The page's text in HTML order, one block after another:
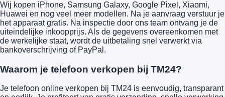
Wij kopen iPhone, Samsung Galaxy, Google Pixel, Xiaomi,
Huawei en nog veel meer modellen. Na je aanvraag verstuur je
het apparaat gratis. Na inspectie door ons team ontvang je de
uiteindelijke inkoopprijs. Als de gegevens overeenkomen met
de werkelijke staat, wordt de uitbetaling snel verwerkt via
bankoverschrijving of PayPal.
Waarom je telefoon verkopen bij TM24?
Je telefoon online verkopen bij TM24 is eenvoudig, transparant